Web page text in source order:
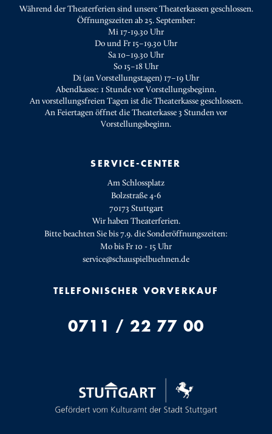
Während der Theaterferien sind unsere Theaterkassen geschlossen.
Öffnungszeiten ab 25. September:
Mi 17-19.30 Uhr
Do und Fr 15–19.30 Uhr
Sa 10–19.30 Uhr
So 15–18 Uhr
Di (an Vorstellungstagen) 17–19 Uhr
Abendkasse: 1 Stunde vor Vorstellungsbeginn.
An vorstellungsfreien Tagen ist die Theaterkasse geschlossen.
An Feiertagen öffnet die Theaterkasse 3 Stunden vor
Vorstellungsbeginn.
SERVICE-CENTER
Am Schlossplatz
Bolzstraße 4-6
70173 Stuttgart
Wir haben Theaterferien.
Bitte beachten Sie bis 7.9. die Sonderöffnungszeiten:
Mo bis Fr 10 - 15 Uhr
service@schauspielbuehnen.de
TELEFONISCHER VORVERKAUF
0711 / 22 77 00